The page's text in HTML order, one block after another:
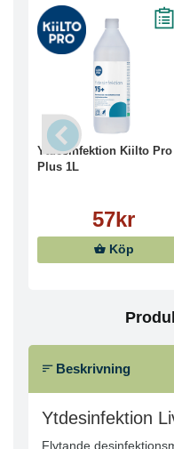
Ytdesinfektion Kiilto Pro
Plus 1L
57kr
Köp
Beskrivning
Ytdesinfektion
Flytande